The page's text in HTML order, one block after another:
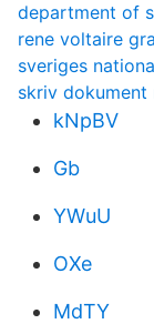
department of
rene voltaire
sveriges
skriv dokument
kNpBV
Gb
YWuU
OXe
MdTY